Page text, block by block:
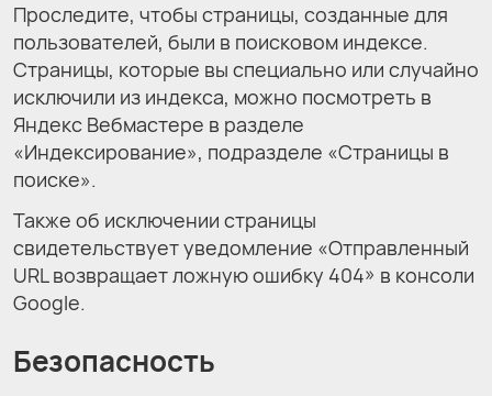
Проследите, чтобы страницы, созданные для
пользователей, были в поисковом индексе.
Страницы, которые вы специально или случайно
исключили из индекса, можно посмотреть в
Яндекс Вебмастере в разделе
«Индексирование», подразделе «Страницы в
поиске».
Также об исключении страницы
свидетельствует уведомление «Отправленный
URL возвращает ложную ошибку 404» в консоли
Google.
Безопасность